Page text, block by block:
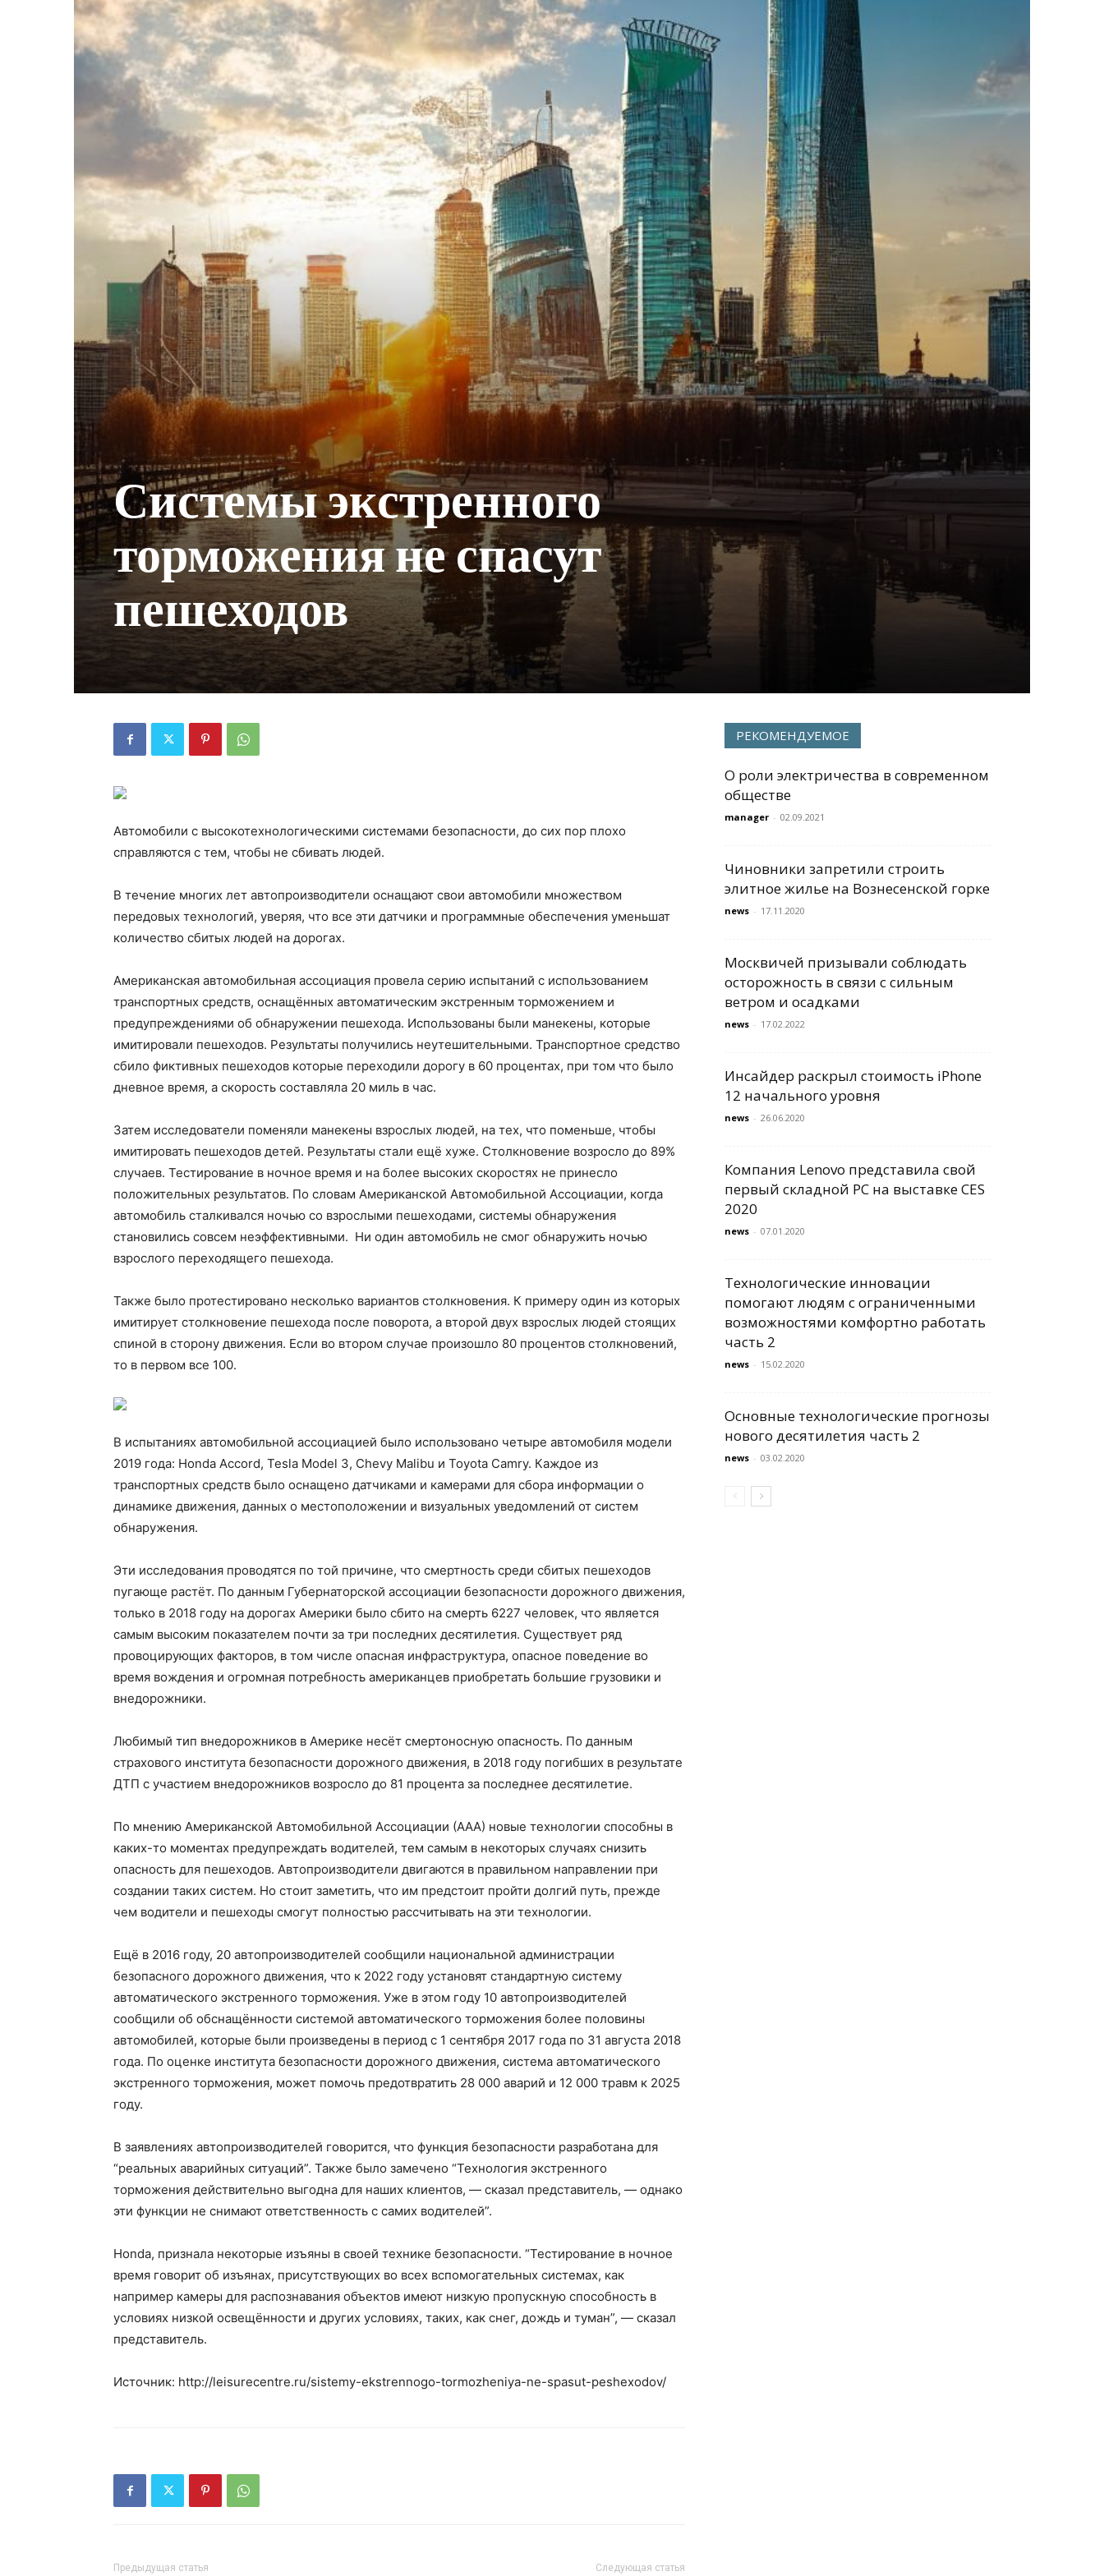
Системы экстренного
торможения не спасут
пешеходов
Автомобили с высокотехнологическими системами безопасности, до сих пор плохо
справляются с тем, чтобы не сбивать людей.
В течение многих лет автопроизводители оснащают свои автомобили множеством
передовых технологий, уверяя, что все эти датчики и программные обеспечения уменьшат
количество сбитых людей на дорогах.
Американская автомобильная ассоциация провела серию испытаний с использованием
транспортных средств, оснащённых автоматическим экстренным торможением и
предупреждениями об обнаружении пешехода. Использованы были манекены, которые
имитировали пешеходов. Результаты получились неутешительными. Транспортное средство
сбило фиктивных пешеходов которые переходили дорогу в 60 процентах, при том что было
дневное время, а скорость составляла 20 миль в час.
Затем исследователи поменяли манекены взрослых людей, на тех, что поменьше, чтобы
имитировать пешеходов детей. Результаты стали ещё хуже. Столкновение возросло до 89%
случаев. Тестирование в ночное время и на более высоких скоростях не принесло
положительных результатов. По словам Американской Автомобильной Ассоциации, когда
автомобиль сталкивался ночью со взрослыми пешеходами, системы обнаружения
становились совсем неэффективными. Ни один автомобиль не смог обнаружить ночью
взрослого переходящего пешехода.
Также было протестировано несколько вариантов столкновения. К примеру один из которых
имитирует столкновение пешехода после поворота, а второй двух взрослых людей стоящих
спиной в сторону движения. Если во втором случае произошло 80 процентов столкновений,
то в первом все 100.
В испытаниях автомобильной ассоциацией было использовано четыре автомобиля модели
2019 года: Honda Accord, Tesla Model 3, Chevy Malibu и Toyota Camry. Каждое из
транспортных средств было оснащено датчиками и камерами для сбора информации о
динамике движения, данных о местоположении и визуальных уведомлений от систем
обнаружения.
Эти исследования проводятся по той причине, что смертность среди сбитых пешеходов
пугающе растёт. По данным Губернаторской ассоциации безопасности дорожного движения,
только в 2018 году на дорогах Америки было сбито на смерть 6227 человек, что является
самым высоким показателем почти за три последних десятилетия. Существует ряд
провоцирующих факторов, в том числе опасная инфраструктура, опасное поведение во
время вождения и огромная потребность американцев приобретать большие грузовики и
внедорожники.
Любимый тип внедорожников в Америке несёт смертоносную опасность. По данным
страхового института безопасности дорожного движения, в 2018 году погибших в результате
ДТП с участием внедорожников возросло до 81 процента за последнее десятилетие.
По мнению Американской Автомобильной Ассоциации (ААА) новые технологии способны в
каких-то моментах предупреждать водителей, тем самым в некоторых случаях снизить
опасность для пешеходов. Автопроизводители двигаются в правильном направлении при
создании таких систем. Но стоит заметить, что им предстоит пройти долгий путь, прежде
чем водители и пешеходы смогут полностью рассчитывать на эти технологии.
Ещё в 2016 году, 20 автопроизводителей сообщили национальной администрации
безопасного дорожного движения, что к 2022 году установят стандартную систему
автоматического экстренного торможения. Уже в этом году 10 автопроизводителей
сообщили об обснащённости системой автоматического торможения более половины
автомобилей, которые были произведены в период с 1 сентября 2017 года по 31 августа 2018
года. По оценке института безопасности дорожного движения, система автоматического
экстренного торможения, может помочь предотвратить 28 000 аварий и 12 000 травм к 2025
году.
В заявлениях автопроизводителей говорится, что функция безопасности разработана для
“реальных аварийных ситуаций”. Также было замечено “Технология экстренного
торможения действительно выгодна для наших клиентов, — сказал представитель, — однако
эти функции не снимают ответственность с самих водителей”.
Honda, признала некоторые изъяны в своей технике безопасности. “Тестирование в ночное
время говорит об изъянах, присутствующих во всех вспомогательных системах, как
например камеры для распознавания объектов имеют низкую пропускную способность в
условиях низкой освещённости и других условиях, таких, как снег, дождь и туман”, — сказал
представитель.
Источник: http://leisurecentre.ru/sistemy-ekstrennogo-tormozheniya-ne-spasut-peshexodov/
Предыдущая статья Следующая статья
РЕКОМЕНДУЕМОЕ
О роли электричества в современном
обществе
manager - 02.09.2021
Чиновники запретили строить
элитное жилье на Вознесенской горке
news - 17.11.2020
Москвичей призывали соблюдать
осторожность в связи с сильным
ветром и осадками
news - 17.02.2022
Инсайдер раскрыл стоимость iPhone
12 начального уровня
news - 26.06.2020
Компания Lenovo представила свой
первый складной PC на выставке CES
2020
news - 07.01.2020
Технологические инновации
помогают людям с ограниченными
возможностями комфортно работать
часть 2
news - 15.02.2020
Основные технологические прогнозы
нового десятилетия часть 2
news - 03.02.2020